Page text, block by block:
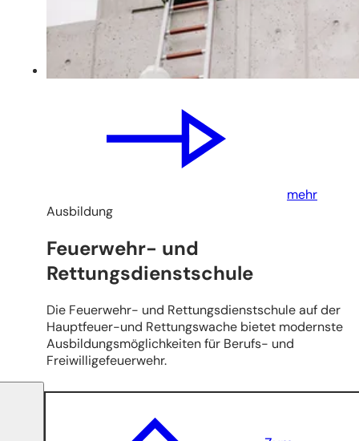
mehr
Ausbildung
Feuerwehr- und
Rettungsdienstschule
Die Feuerwehr- und Rettungsdienstschule auf der
Hauptfeuer-und Rettungswache bietet modernste
Ausbildungsmöglichkeiten für Berufs- und
Freiwilligefeuerwehr.